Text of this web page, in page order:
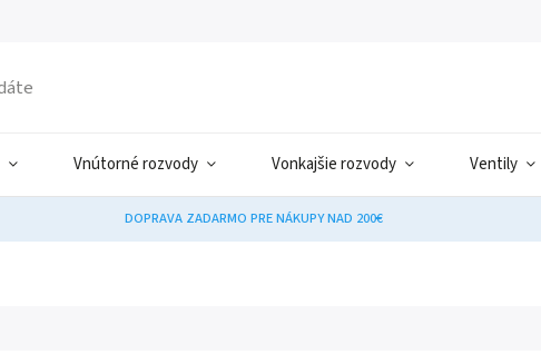
Vnútorné rozvody Vonkajšie rozvody Ventily
DOPRAVA ZADARMO PRE NÁKUPY NAD 200€